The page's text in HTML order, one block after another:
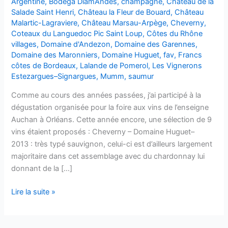
Salade Saint Henri,Château la Fleur de Bouard,Château
Malartic-Lagraviere,Château Marsau-Arpège,Cheverny,
Coteaux du Languedoc Pic Saint Loup,Côtes du Rhône
villages, Domaine d'Andezon, Domaine des Garennes,
Domaine des Maronniers, Domaine Huguet,fav, Francs
côtes de Bordeaux, Lalande de Pomerol, Les Vignerons
Estezargues–Signargues, Mumm, saumur
Comme au cours des années passées, j’ai participé à la
dégustation organisée pour la foire aux vins de l’enseigne
Auchan à Orléans. Cette année encore, une sélection de 9
vins étaient proposés : Cheverny – Domaine Huguet–
2013 : très typé sauvignon, celui-ci est d’ailleurs largement
majoritaire dans cet assemblage avec du chardonnay lui
donnant de la […]
Dégustations
Lire la suite »